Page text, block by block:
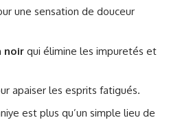
une sensation de douceur
noir qui élimine les impuretés et
apaiser les esprits fatigués.
est plus qu’un simple lieu de